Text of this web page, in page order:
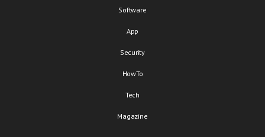
Software
App
Security
HowTo
Tech
Magazine